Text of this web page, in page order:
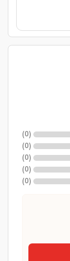
(
0
)
(
0
)
(
0
)
(
0
)
(
0
)